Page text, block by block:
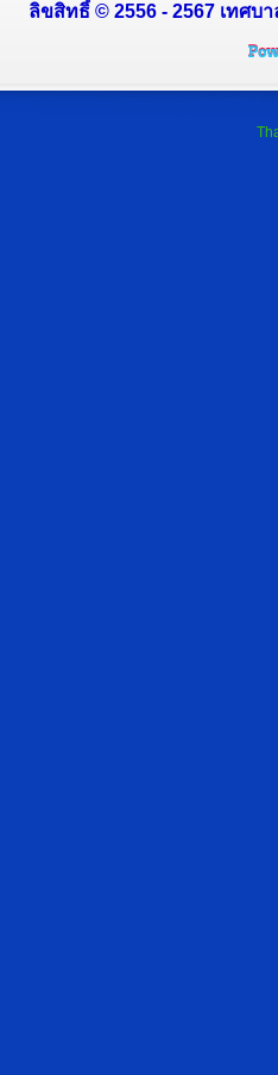
ลิขสิทธิ์ © 2556 - 2567 เทศบ